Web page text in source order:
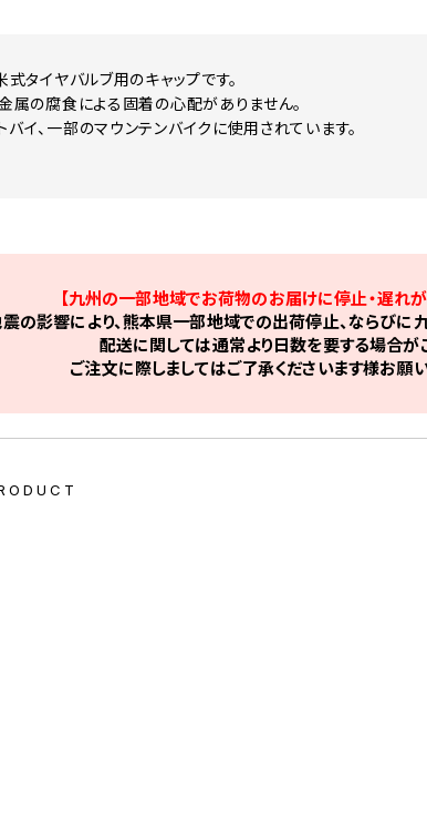
タイヤバルブ用のキャップです。
属の腐食による固着の心配がありません。
イ、一部のマウンテンバイクに使用されています。
【九州の一部地域でお荷物のお届けに停止・遅れが
の影響により、熊本県一部地域での出荷停止、ならびに
配送に関しては通常より日数を要する場合が
ご注文に際しましてはご了承くださいます様お願